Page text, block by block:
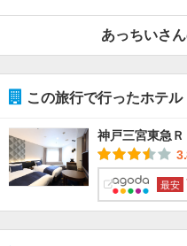
あっちいさ
この旅行で行ったホテル
神戸三宮東急
最安